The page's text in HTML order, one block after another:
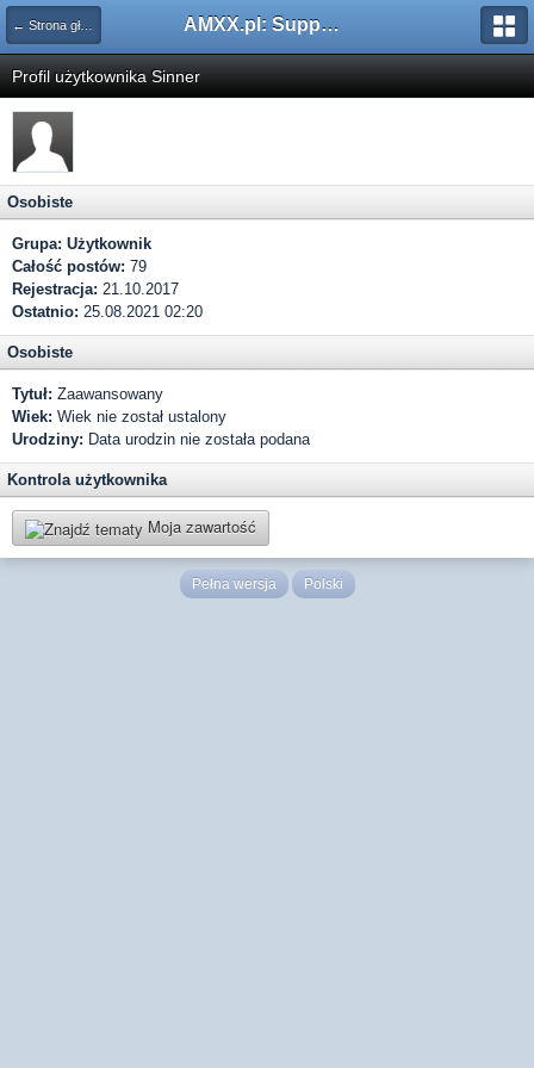
← Strona główna AMXX.pl: Support AMX Mod X i SourceMod
Profil użytkownika Sinner
Osobiste
Grupa: Użytkownik
Całość postów: 79
Rejestracja: 21.10.2017
Ostatnio: 25.08.2021 02:20
Osobiste
Tytuł: Zaawansowany
Wiek: Wiek nie został ustalony
Urodziny: Data urodzin nie została podana
Kontrola użytkownika
Moja zawartość
Pełna wersja Polski